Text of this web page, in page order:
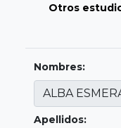
Otros
Nombres:
Apellidos: